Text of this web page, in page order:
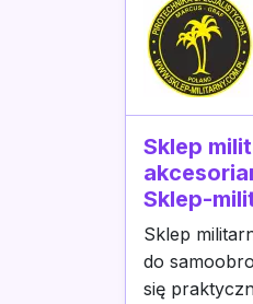
Sklep
Sklep-
Sklep
do
się